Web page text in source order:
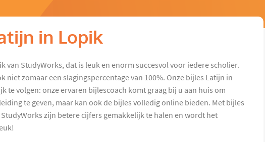
in Lopik
van StudyWorks, dat is leuk en enorm succesvol voor iedere scholier.
niet zomaar een slagingspercentage van 100%. Onze bijles Latijn in
te volgen: onze ervaren bijlescoach komt graag bij u aan huis om
te geven, maar kan ook de bijles volledig online bieden. Met bijles
zijn betere cijfers gemakkelijk te halen en wordt het